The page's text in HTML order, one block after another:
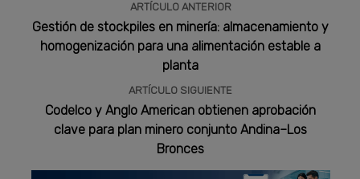
ARTÍCULO ANTERIOR
Gestión de stockpiles en minería: almacenamiento y
homogenización para una alimentación estable a
planta
ARTÍCULO SIGUIENTE
Codelco y Anglo American obtienen aprobación
clave para plan minero conjunto Andina–Los
Bronces